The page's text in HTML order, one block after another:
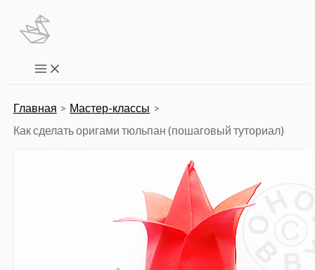
Перейти
содержимому
Main
Menu
Главная
Мастер-классы
Как сделать оригами тюльпан (пошаговый туториал)